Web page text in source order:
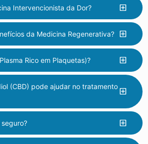
Intervencionista da Dor?
da Medicina Regenerativa?
Rico em Plaquetas)?
(CBD) pode ajudar no tratamento